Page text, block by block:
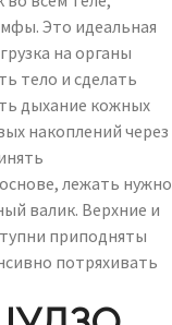
Это идеальная
на органы
тело и сделать
дыхание кожных
накоплений через
лежать нужно
валик. Верхние и
приподняты
потряхивать